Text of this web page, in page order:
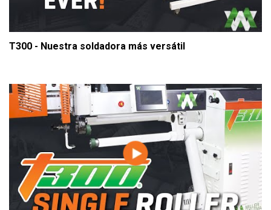
T300 - Nuestra soldadora más versátil